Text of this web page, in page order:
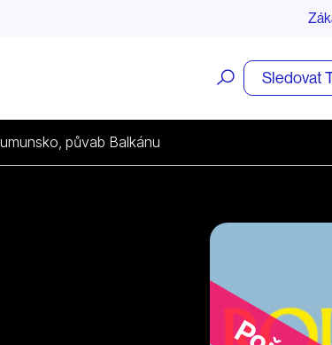
Otevřít
vyhledávání
Sledovat
půvab Balkánu